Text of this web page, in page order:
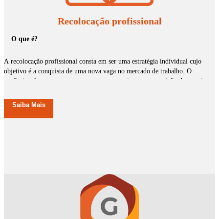
Recolocação profissional
O que é?
A recolocação profissional consta em ser uma estratégia individual cujo
objetivo é a conquista de uma nova vaga no mercado de trabalho. O
profissional passa a contar com uma assessoria para a transição de carreira
empresa no mercado de trabalho de Santa Maria ou Região.
Como funciona:
planejamento de carreira baseado nos seus talentos e experiências
adquiridos, reforçando as suas competências disponíveis e pontuando seus
aspectos a serem desenvolvidos. Nosso objetivo é avaliar você candidato
para identificar e definirmos juntos a melhor maneira de reposiciona - lo no
Sendo assim, a Gestione através de sua equipe de profissionais, irá mapear
Saiba Mais